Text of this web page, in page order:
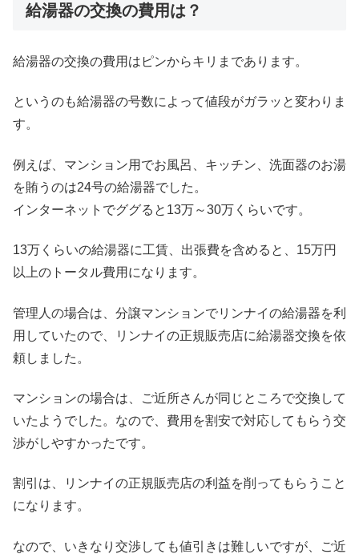
給湯器の交換の費用は？
給湯器の交換の費用はピンからキリまであります。
というのも給湯器の号数によって値段がガラッと変わりま
す。
例えば、マンション用でお風呂、キッチン、洗面器のお湯
を賄うのは24号の給湯器でした。
インターネットでググると13万～30万くらいです。
13万くらいの給湯器に工賃、出張費を含めると、15万円
以上のトータル費用になります。
管理人の場合は、分譲マンションでリンナイの給湯器を利
用していたので、リンナイの正規販売店に給湯器交換を依
頼しました。
マンションの場合は、ご近所さんが同じところで交換して
いたようでした。なので、費用を割安で対応してもらう交
渉がしやすかったです。
割引は、リンナイの正規販売店の利益を削ってもらうこと
になります。
なので、いきなり交渉しても値引きは難しいですが、ご近